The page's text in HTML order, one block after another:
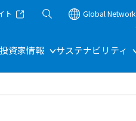
ト Global Network
資家情報 サステナビリティ